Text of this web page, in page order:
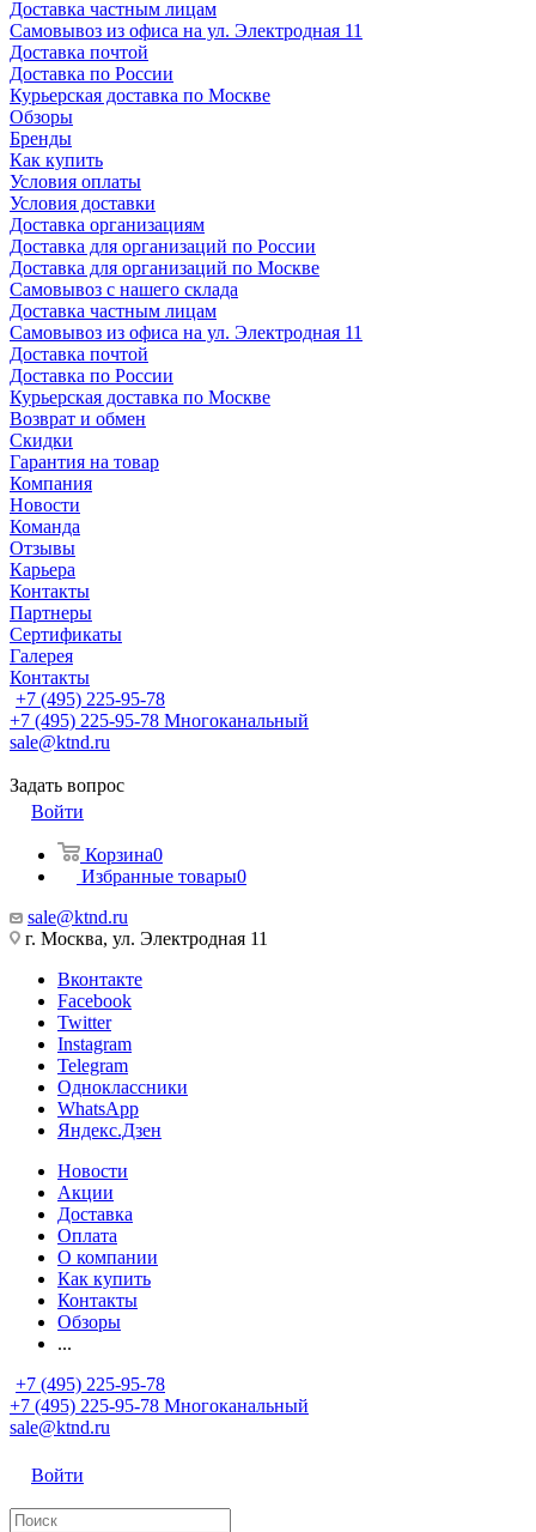
Доставка частным лицам
Самовывоз из офиса на ул. Электродная 11
Доставка почтой
Доставка по России
Курьерская доставка по Москве
Обзоры
Бренды
Как купить
Условия оплаты
Условия доставки
Доставка организациям
Доставка для организаций по России
Доставка для организаций по Москве
Самовывоз с нашего склада
Доставка частным лицам
Самовывоз из офиса на ул. Электродная 11
Доставка почтой
Доставка по России
Курьерская доставка по Москве
Возврат и обмен
Скидки
Гарантия на товар
Компания
Новости
Команда
Отзывы
Карьера
Контакты
Партнеры
Сертификаты
Галерея
Контакты
+7 (495) 225-95-78
+7 (495) 225-95-78 Многоканальный
sale@ktnd.ru
Задать вопрос
Войти
Корзина0
Избранные товары0
sale@ktnd.ru
г. Москва, ул. Электродная 11
Вконтакте
Facebook
Twitter
Instagram
Telegram
Одноклассники
WhatsApp
Яндекс.Дзен
Новости
Акции
Доставка
Оплата
О компании
Как купить
Контакты
Обзоры
...
+7 (495) 225-95-78
+7 (495) 225-95-78 Многоканальный
sale@ktnd.ru
Войти